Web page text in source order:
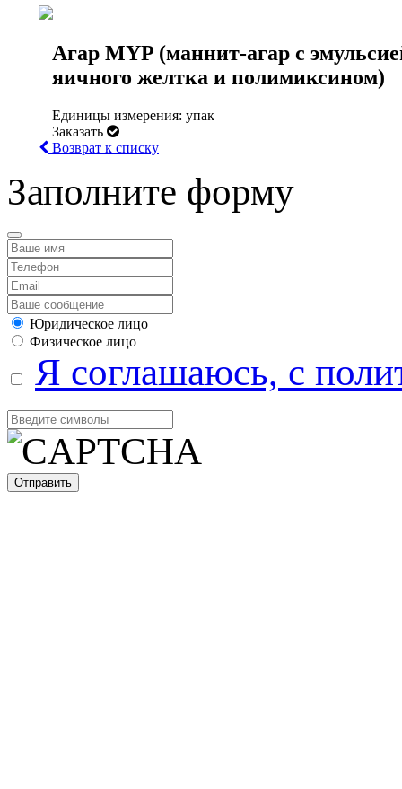
Агар MYP (маннит-агар с
яичного желтка и полимиксином)
Единицы измерения: упак
Заказать
Возврат к списку
Заполните форму
Юридическое лицо
Физическое лицо
Я соглашаюсь, с